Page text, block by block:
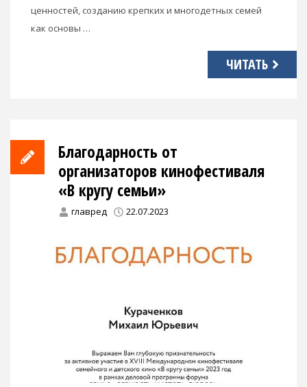
ценностей, созданию крепких и многодетных семей
как основы …
ЧИТАТЬ
Благодарность от
организаторов кинофестиваля
«В кругу семьи»
главред 22.07.2023